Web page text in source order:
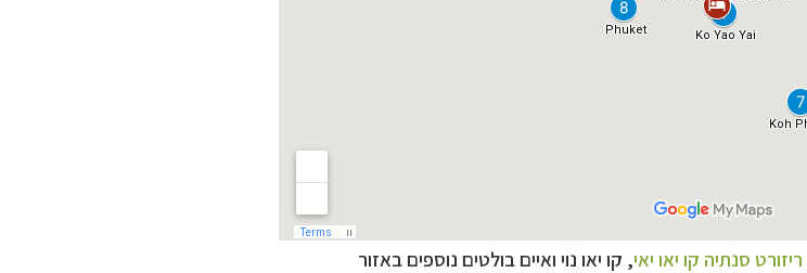
ריזורט סנתיה קו יאו יאי, קו יאו נוי ואיים בולטים נוספים באזור